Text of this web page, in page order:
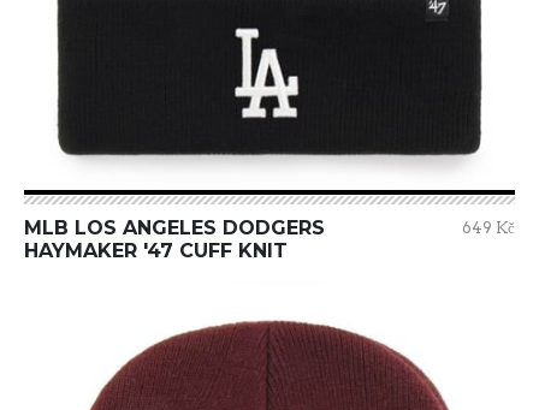
MLB LOS ANGELES DODGERS
HAYMAKER '47 CUFF KNIT
649 Kč